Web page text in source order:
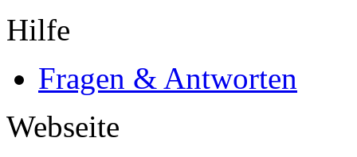
Hilfe
Fragen & Antworten
Webseite